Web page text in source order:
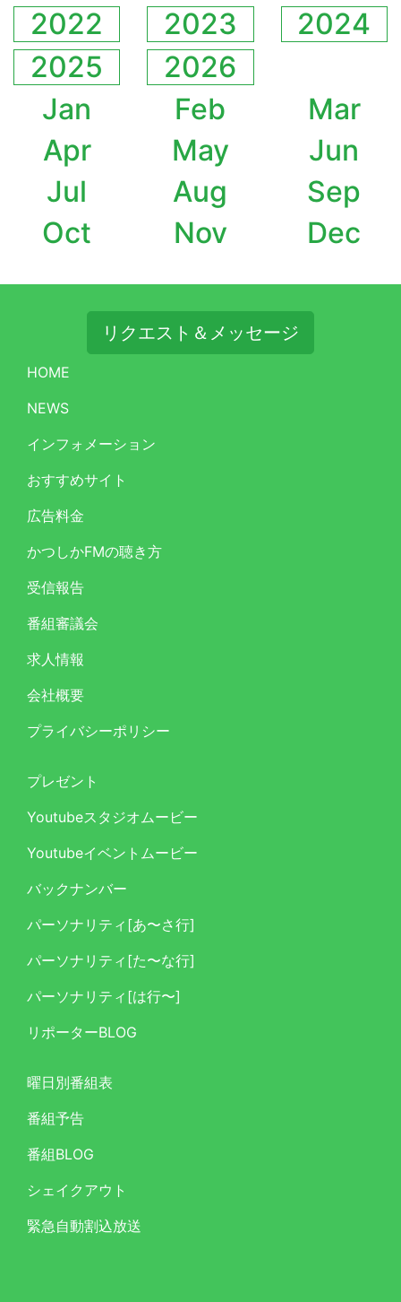
2022
2023
2024
2025
2026
Jan
Feb
Mar
Apr
May
Jun
Jul
Aug
Sep
Oct
Nov Dec
リクエスト＆メッセージ
HOME
NEWS
インフォメーション
おすすめサイト
広告料金
かつしかFMの聴き方
受信報告
番組審議会
求人情報
会社概要
プライバシーポリシー
プレゼント
Youtubeスタジオムービー
Youtubeイベントムービー
バックナンバー
パーソナリティ[あ〜さ行]
パーソナリティ[た〜な行]
パーソナリティ[は行〜]
リポーターBLOG
曜日別番組表
番組予告
番組BLOG
シェイクアウト
緊急自動割込放送